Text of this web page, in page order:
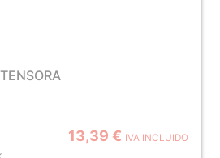
13,39 € IVA INCLUIDO